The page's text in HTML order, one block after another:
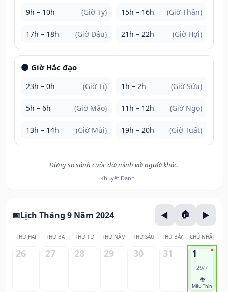
9h – 10h (Giờ Tỵ) 15h – 16h (Giờ Thân)
17h – 18h (Giờ Dậu) 21h – 22h (Giờ Hợi)
🌑 Giờ Hắc đạo
23h – 0h (Giờ Tí) 1h – 2h (Giờ Sửu)
5h – 6h (Giờ Mão) 11h – 12h (Giờ Ngọ)
13h – 14h (Giờ Mùi) 19h – 20h (Giờ Tuất)
Đừng so sánh cuộc đời mình với người khác.
— Khuyết Danh
Lịch Tháng 9 Năm 2024
THỨ HAI THỨ BA THỨ TƯ THỨ NĂM THỨ SÁU THỨ BẢY CHỦ NHẬT
26 27 28 29 30 31 1
29/7
🐉
Mậu Thìn